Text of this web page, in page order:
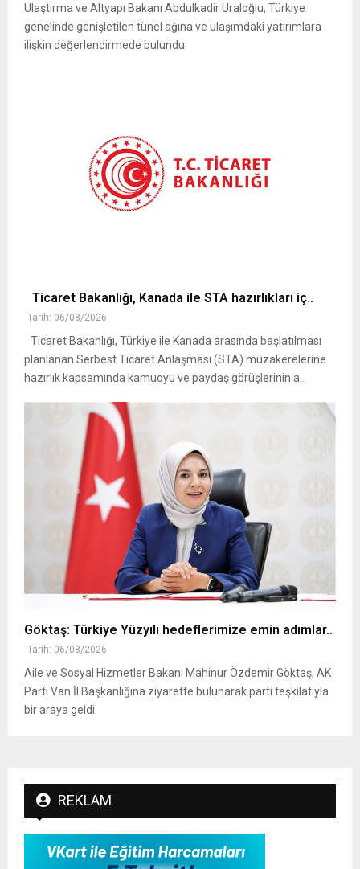
Ulaştırma ve Altyapı Bakanı Abdulkadir Uraloğlu, Türkiye
genelinde genişletilen tünel ağına ve ulaşımdaki yatırımlara
ilişkin değerlendirmede bulundu.
Ticaret Bakanlığı, Kanada ile STA hazırlıkları iç..
Tarih: 06/08/2026
Ticaret Bakanlığı, Türkiye ile Kanada arasında başlatılması
planlanan Serbest Ticaret Anlaşması (STA) müzakerelerine
hazırlık kapsamında kamuoyu ve paydaş görüşlerinin a..
Göktaş: Türkiye Yüzyılı hedeflerimize emin adımlar..
Tarih: 06/08/2026
Aile ve Sosyal Hizmetler Bakanı Mahinur Özdemir Göktaş, AK
Parti Van İl Başkanlığına ziyarette bulunarak parti teşkilatıyla
bir araya geldi.
REKLAM